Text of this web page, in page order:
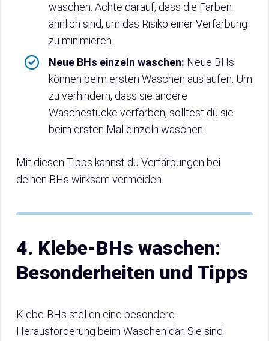
waschen. Achte darauf, dass die Farben
ähnlich sind, um das Risiko einer Verfärbung
zu minimieren.
Neue BHs einzeln waschen: Neue BHs
können beim ersten Waschen auslaufen. Um
zu verhindern, dass sie andere
Wäschestücke verfärben, solltest du sie
beim ersten Mal einzeln waschen.
Mit diesen Tipps kannst du Verfärbungen bei
deinen BHs wirksam vermeiden.
4. Klebe-BHs waschen:
Besonderheiten und Tipps
Klebe-BHs stellen eine besondere
Herausforderung beim Waschen dar. Sie sind